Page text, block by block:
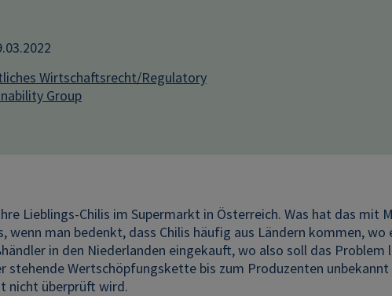
Wirtschaftsrecht/Regulatory
Group
Lieblings-Chilis im Supermarkt in Österreich. Was hat das mit
wenn man bedenkt, dass Chilis häufig aus Ländern kommen,
in den Niederlanden eingekauft, wo also soll das
stehende Wertschöpfungskette bis zum Produzenten
nicht überprüft wird.